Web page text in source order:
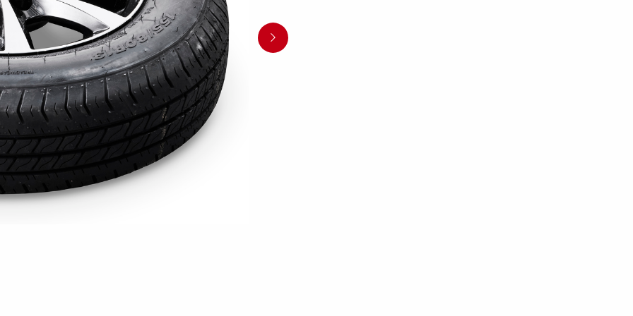
per
anteriori
Equipaggiamenti
per carico
Rampi di carico
stabilizzatori
Scatole porta
attrezzi
Argani
Pressione dei pneumatici
Controlli prima di partire
Schema elettrico
Sicurezza della barca